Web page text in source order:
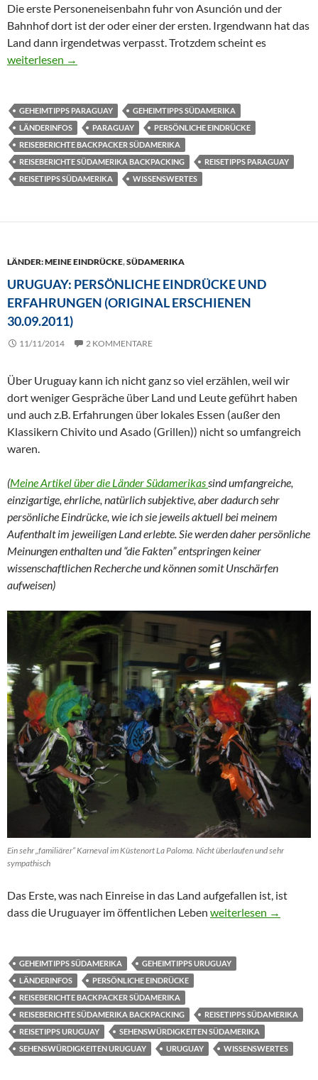
Die erste Personeneisenbahn fuhr von Asunción und der
Bahnhof dort ist der oder einer der ersten. Irgendwann hat das
Land dann irgendetwas verpasst. Trotzdem scheint es
Paraguay: Persönliche Eindrücke und Erfahrungen (Original
weiterlesen →
GEHEIMTIPPS PARAGUAY
GEHEIMTIPPS SÜDAMERIKA
LÄNDERINFOS
PARAGUAY
PERSÖNLICHE EINDRÜCKE
REISEBERICHTE BACKPACKER SÜDAMERIKA
REISEBERICHTE SÜDAMERIKA BACKPACKING
REISETIPPS PARAGUAY
REISETIPPS SÜDAMERIKA
WISSENSWERTES
LÄNDER: MEINE EINDRÜCKE,SÜDAMERIKA
URUGUAY: PERSÖNLICHE EINDRÜCKE UND
ERFAHRUNGEN (ORIGINAL ERSCHIENEN
30.09.2011)
11/11/2014 2 KOMMENTARE
Über Uruguay kann ich nicht ganz so viel erzählen, weil wir
dort weniger Gespräche über Land und Leute geführt haben
und auch z.B. Erfahrungen über lokales Essen (außer den
Klassikern Chivito und Asado (Grillen)) nicht so umfangreich
waren.
(Meine Artikel über die Länder Südamerikassind umfangreiche,
einzigartige, ehrliche, natürlich subjektive, aber dadurch sehr
persönliche Eindrücke, wie ich sie jeweils aktuell bei meinem
Aufenthalt im jeweiligen Land erlebte. Sie werden daher persönliche
Meinungen enthalten und “die Fakten” entspringen keiner
wissenschaftlichen Recherche und können somit Unschärfen
aufweisen)
Ein sehr „familiärer“ Karneval im Küstenort La Paloma. Nicht überlaufen und sehr
sympathisch
Das Erste, was nach Einreise in das Land aufgefallen ist, ist
dass die Uruguayer im öffentlichen Leben Uruguay:
weiterlesen →
GEHEIMTIPPS SÜDAMERIKA
GEHEIMTIPPS URUGUAY
LÄNDERINFOS
PERSÖNLICHE EINDRÜCKE
REISEBERICHTE BACKPACKER SÜDAMERIKA
REISEBERICHTE SÜDAMERIKA BACKPACKING
REISETIPPS SÜDAMERIKA
REISETIPPS URUGUAY
SEHENSWÜRDIGKEITEN SÜDAMERIKA
SEHENSWÜRDIGKEITEN URUGUAY
URUGUAY WISSENSWERTES